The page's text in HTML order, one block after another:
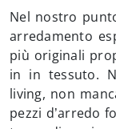
Nel nostro
arredamento
più originali
in in tessuto.
living, non
pezzi d’arredo